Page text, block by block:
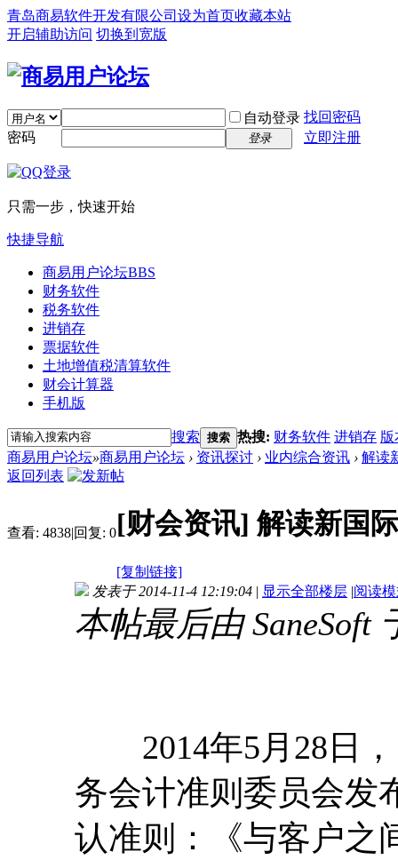
青岛商易软件开发有限公司 设为首页收藏本站
开启辅助访问 切换到宽版
自动登录 找回密码
密码
登录 立即注册
只需一步，快速开始
快捷导航
商易用户论坛BBS
财务软件
税务软件
进销存
票据软件
土地增值税清算软件
财会计算器
手机版
搜索 搜索 热搜: 财务软件 进销存 版
商易用户论坛»商易用户论坛 › 资讯探讨 › 业内综合资讯 › 解读
返回列表
查看: 4838|回复: 0[财会资讯]解读新国
[复制链接]
发表于 2014-11-4 12:19:04 | 显示全部楼层 |阅读
本帖最后由 SaneSoft
2014年5月28日，
务会计准则委员会发
认准则：《与客户之